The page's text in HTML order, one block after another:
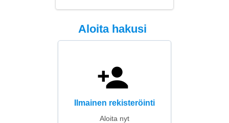
Aloita hakusi
Ilmainen rekisteröinti
Aloita nyt